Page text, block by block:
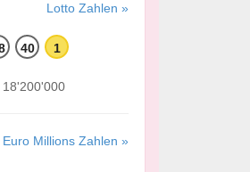
Lotto Zahlen »
40 1
18'200'000
Euro Millions Zahlen »